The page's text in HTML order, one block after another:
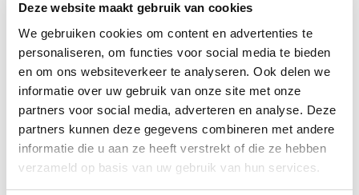
Deze website maakt gebruik van cookies
We gebruiken cookies om content en advertenties te
personaliseren, om functies voor social media te bieden
en om ons websiteverkeer te analyseren. Ook delen we
informatie over uw gebruik van onze site met onze
partners voor social media, adverteren en analyse. Deze
partners kunnen deze gegevens combineren met andere
informatie die u aan ze heeft verstrekt of die ze hebben
verzameld op basis van uw gebruik van hun services.
dichtbij
Met 60+ verkooppunten in Nederland en België staan wij
met onze XL Travelcenters, mobiele reisadviseurs van
TravelXL@Home en deze website altijd voor uw vakantie
klaar.
• Ontzorgen van A-Z • Onafhankelijk advies • Maatwerk •
Bespaar tijd en stress
TravelXLreisbureau's